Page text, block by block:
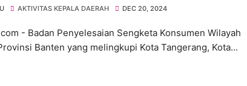
AKTIVITAS KEPALA DAERAH DEC 20, 2024
- Badan Penyelesaian Sengketa Konsumen Wilayah
Banten yang melingkupi Kota Tangerang, Kota...